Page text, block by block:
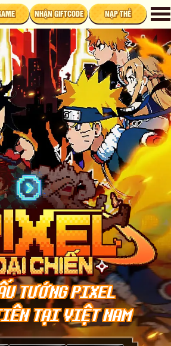
NHẬN GIFTCODE NẠP THẺ
TƯỚNG PIXEL
TẠI VIỆT NAM